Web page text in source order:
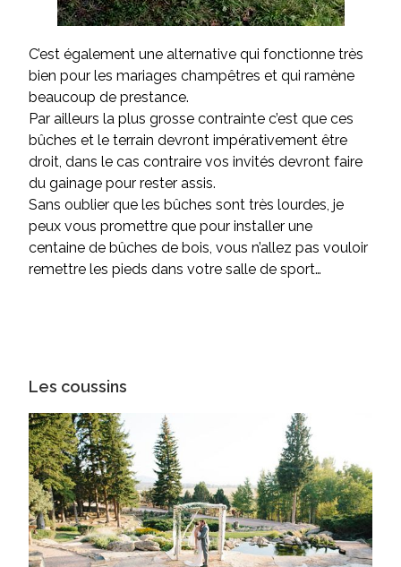
C’est également une alternative qui fonctionne très
bien pour les mariages champêtres et qui ramène
beaucoup de prestance.
Par ailleurs la plus grosse contrainte c’est que ces
bûches et le terrain devront impérativement être
droit, dans le cas contraire vos invités devront faire
du gainage pour rester assis.
Sans oublier que les bûches sont très lourdes, je
peux vous promettre que pour installer une
centaine de bûches de bois, vous n’allez pas vouloir
remettre les pieds dans votre salle de sport…
Les coussins